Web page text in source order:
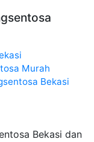
Murah
Bekasi
Bekasi dan